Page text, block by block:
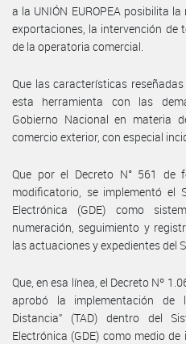
a la UNIÓN EUROPEA posibilita
exportaciones, la intervención de
de la operatoria comercial.
Que las características
esta herramienta con las
Gobierno Nacional en materia
comercio exterior, con especial
Que por el Decreto N° 561
modificatorio, se implementó el
Electrónica (GDE) como
numeración, seguimiento y
las actuaciones y expedientes del
Que, en esa línea, el Decreto Nº
aprobó la implementación de
Distancia” (TAD) dentro del
Electrónica (GDE) como medio